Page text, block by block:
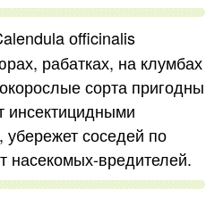
оfficinalis
рабатках, на клумбах
сорта пригодны
инсектицидными
убережет соседей по
насекомых-вредителей.